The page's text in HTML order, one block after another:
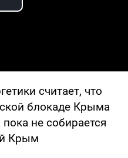
Video
считает, что
блокаде Крыма
не собирается
Крым